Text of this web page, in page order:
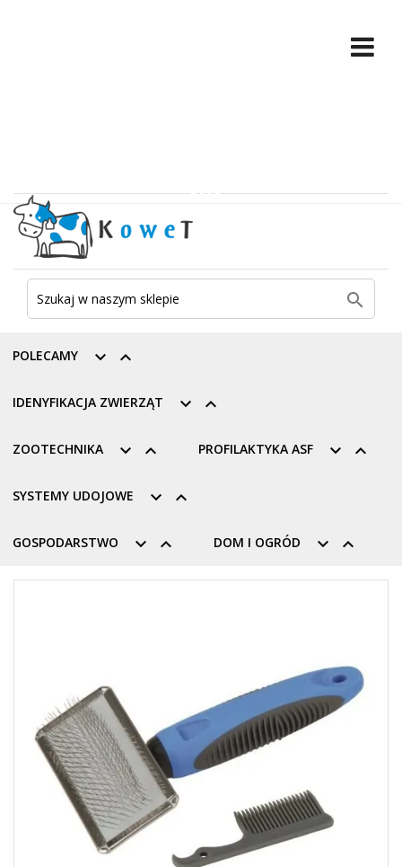

 
POLECAMY
 
IDENYFIKACJA ZWIERZĄT
 
ZOOTECHNIKA  
PROFILAKTYKA ASF
 
SYSTEMY UDOJOWE
 
GOSPODARSTWO  
DOM I OGRÓD